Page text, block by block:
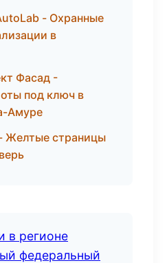
- Охранные
в
Фасад -
под ключ в
Амуре
Желтые страницы
в регионе
федеральный